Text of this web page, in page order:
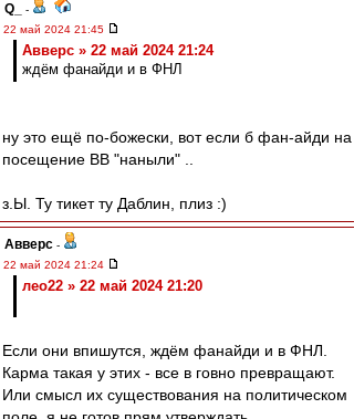
Q_
-
22 май 2024 21:45
Авверс » 22 май 2024 21:24
ждём фанайди и в ФНЛ
ну это ещё по-божески, вот если б фан-айди на
посещение ВВ "наныли" ..
з.Ы. Ту тикет ту Даблин, плиз :)
Авверс -
22 май 2024 21:24
лео22 » 22 май 2024 21:20
Если они впишутся, ждём фанайди и в ФНЛ.
Карма такая у этих - все в говно превращают.
Или смысл их существования на политическом